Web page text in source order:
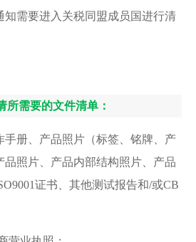
知需要进入关税同盟成员国进行清
所需要的文件清单：
手册、产品照片（标签、铭牌、产
品照片、产品内部结构照片、产品
证书、其他测试报告和/或CB